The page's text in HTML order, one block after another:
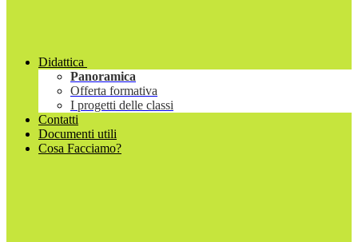
Didattica
Panoramica
Offerta formativa
I progetti delle classi
Contatti
Documenti utili
Cosa Facciamo?